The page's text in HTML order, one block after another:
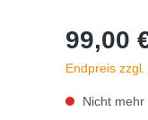
99,00
Endpreis
Nicht